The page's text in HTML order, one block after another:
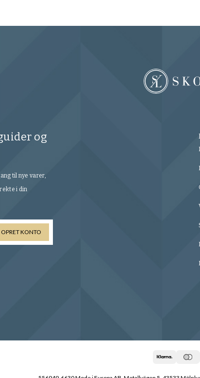
og
til nye varer,
i din
OPRET KONTO